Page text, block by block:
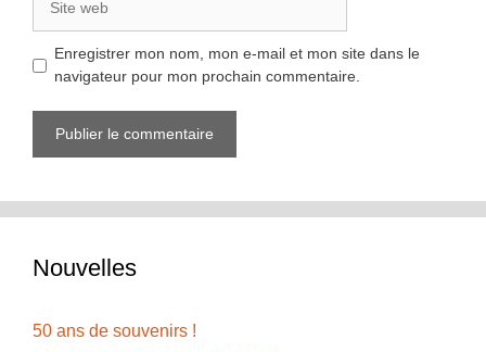
web
Enregistrer mon nom, mon e-mail et mon site dans le
navigateur pour mon prochain commentaire.
Nouvelles
50 ans de souvenirs !